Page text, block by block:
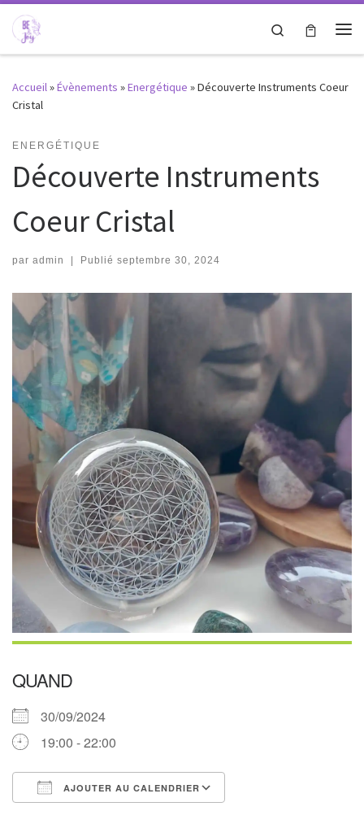
Passer au contenu
Search
Accueil»Évènements »Energétique »Découverte Instruments Coeur
Cristal
ENERGÉTIQUE
Découverte Instruments
Coeur Cristal
par admin | Publié septembre 30, 2024
QUAND
30/09/2024
19:00 - 22:00
AJOUTER AU CALENDRIER